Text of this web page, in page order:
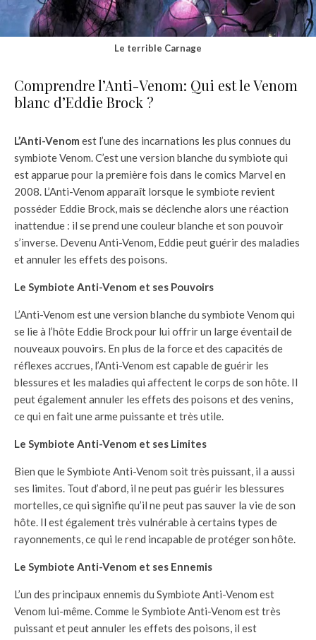
Le terrible Carnage
Comprendre l’Anti-Venom: Qui est le Venom
blanc d’Eddie Brock ?
L’Anti-Venom est l’une des incarnations les plus connues du
symbiote Venom. C’est une version blanche du symbiote qui
est apparue pour la première fois dans le comics Marvel en
2008. L’Anti-Venom apparaît lorsque le symbiote revient
posséder Eddie Brock, mais se déclenche alors une réaction
inattendue : il se prend une couleur blanche et son pouvoir
s’inverse. Devenu Anti-Venom, Eddie peut guérir des maladies
et annuler les effets des poisons.
Le Symbiote Anti-Venom et ses Pouvoirs
L’Anti-Venom est une version blanche du symbiote Venom qui
se lie à l’hôte Eddie Brock pour lui offrir un large éventail de
nouveaux pouvoirs. En plus de la force et des capacités de
réflexes accrues, l’Anti-Venom est capable de guérir les
blessures et les maladies qui affectent le corps de son hôte. Il
peut également annuler les effets des poisons et des venins,
ce qui en fait une arme puissante et très utile.
Le Symbiote Anti-Venom et ses Limites
Bien que le Symbiote Anti-Venom soit très puissant, il a aussi
ses limites. Tout d’abord, il ne peut pas guérir les blessures
mortelles, ce qui signifie qu’il ne peut pas sauver la vie de son
hôte. Il est également très vulnérable à certains types de
rayonnements, ce qui le rend incapable de protéger son hôte.
Le Symbiote Anti-Venom et ses Ennemis
L’un des principaux ennemis du Symbiote Anti-Venom est
Venom lui-même. Comme le Symbiote Anti-Venom est très
puissant et peut annuler les effets des poisons, il est